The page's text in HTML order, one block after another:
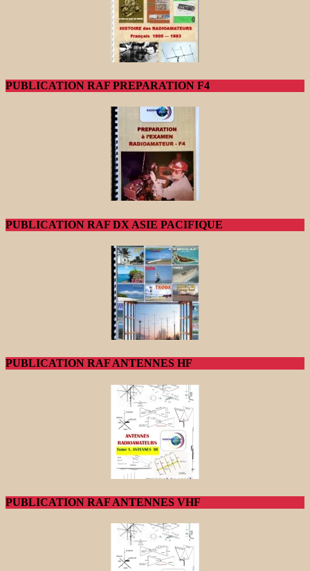
PUBLICATION RAF PREPARATION F4
PUBLICATION RAF DX ASIE PACIFIQUE
PUBLICATION RAF ANTENNES HF
PUBLICATION RAF ANTENNES VHF